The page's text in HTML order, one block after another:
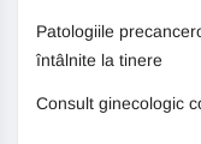
Patologiile
întâlnite la tinere
Consult ginecologic